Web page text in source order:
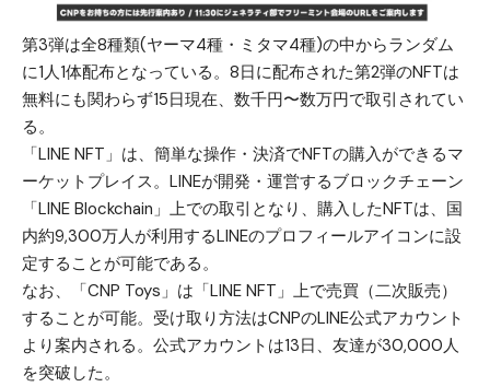
第3弾は全8種類(ヤーマ4種・ミタマ4種)の中からランダム
に1人1体配布となっている。8日に配布された第2弾のNFTは
無料にも関わらず15日現在、数千円〜数万円で取引されてい
る。
「LINE NFT」は、簡単な操作・決済でNFTの購入ができるマ
ーケットプレイス。LINEが開発・運営するブロックチェーン
「LINE Blockchain」上での取引となり、購入したNFTは、国
内約9,300万人が利用するLINEのプロフィールアイコンに設
定することが可能である。
なお、「CNP Toys」は「LINE NFT」上で売買（二次販売）
することが可能。受け取り方法はCNPのLINE公式アカウント
より案内される。公式アカウントは13日、友達が30,000人
を突破した。